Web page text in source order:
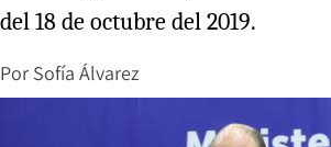
del 18 de octubre del 2019.
Por Sofía Álvarez